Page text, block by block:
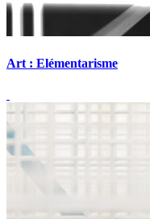
Art : Elémentarisme